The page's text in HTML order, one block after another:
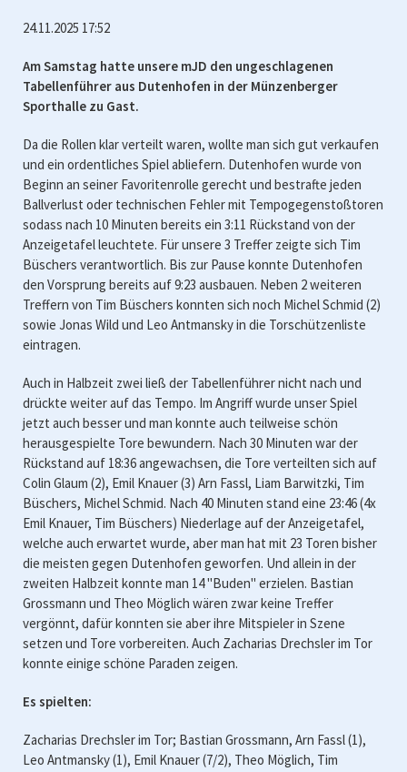
24.11.2025 17:52
Am Samstag hatte unsere mJD den ungeschlagenen
Tabellenführer aus Dutenhofen in der Münzenberger
Sporthalle zu Gast.
Da die Rollen klar verteilt waren, wollte man sich gut verkaufen
und ein ordentliches Spiel abliefern. Dutenhofen wurde von
Beginn an seiner Favoritenrolle gerecht und bestrafte jeden
Ballverlust oder technischen Fehler mit Tempogegenstoßtoren
sodass nach 10 Minuten bereits ein 3:11 Rückstand von der
Anzeigetafel leuchtete. Für unsere 3 Treffer zeigte sich Tim
Büschers verantwortlich. Bis zur Pause konnte Dutenhofen
den Vorsprung bereits auf 9:23 ausbauen. Neben 2 weiteren
Treffern von Tim Büschers konnten sich noch Michel Schmid (2)
sowie Jonas Wild und Leo Antmansky in die Torschützenliste
eintragen.
Auch in Halbzeit zwei ließ der Tabellenführer nicht nach und
drückte weiter auf das Tempo. Im Angriff wurde unser Spiel
jetzt auch besser und man konnte auch teilweise schön
herausgespielte Tore bewundern. Nach 30 Minuten war der
Rückstand auf 18:36 angewachsen, die Tore verteilten sich auf
Colin Glaum (2), Emil Knauer (3) Arn Fassl, Liam Barwitzki, Tim
Büschers, Michel Schmid. Nach 40 Minuten stand eine 23:46 (4x
Emil Knauer, Tim Büschers) Niederlage auf der Anzeigetafel,
welche auch erwartet wurde, aber man hat mit 23 Toren bisher
die meisten gegen Dutenhofen geworfen. Und allein in der
zweiten Halbzeit konnte man 14 "Buden" erzielen. Bastian
Grossmann und Theo Möglich wären zwar keine Treffer
vergönnt, dafür konnten sie aber ihre Mitspieler in Szene
setzen und Tore vorbereiten. Auch Zacharias Drechsler im Tor
konnte einige schöne Paraden zeigen.
Es spielten:
Zacharias Drechsler im Tor; Bastian Grossmann, Arn Fassl (1),
Leo Antmansky (1), Emil Knauer (7/2), Theo Möglich, Tim